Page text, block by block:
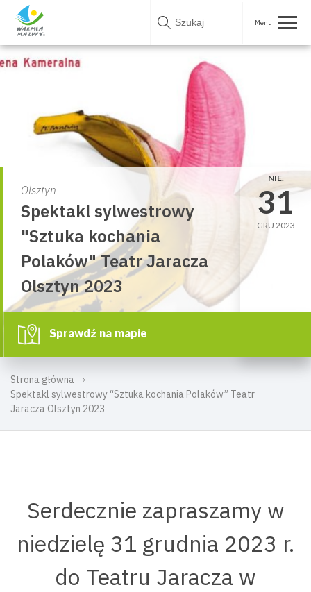
Skip
Strona główna
Spektakl sylwestrowy “Sztuka kochania Polaków” Teatr
Jaracza Olsztyn 2023
Olsztyn
Spektakl sylwestrowy
"Sztuka kochania
Polaków" Teatr Jaracza
Olsztyn 2023
NIE.
31
GRU 2023
Sprawdź na mapie
Serdecznie zapraszamy w
niedzielę 31 grudnia 2023 r.
do Teatru Jaracza w